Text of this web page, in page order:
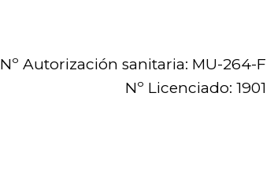
Nº Autorización sanitaria: MU-264-F
Nº Licenciado: 1901